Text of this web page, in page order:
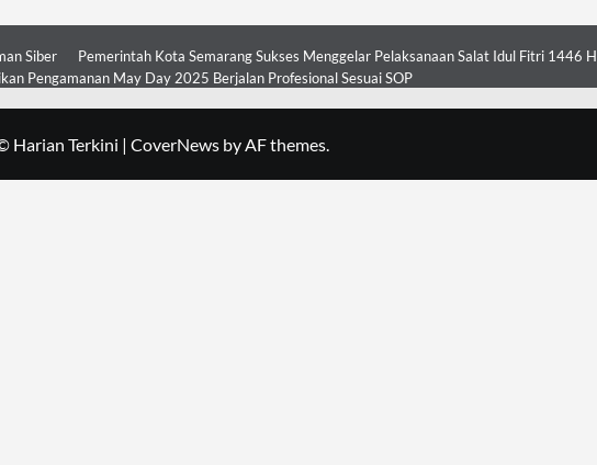
Siber
Pemerintah Kota Semarang Sukses Menggelar Pelaksanaan Salat Idul Fitri 1446 H
Pengamanan May Day 2025 Berjalan Profesional Sesuai SOP
Harian Terkini | CoverNewsby AF themes.